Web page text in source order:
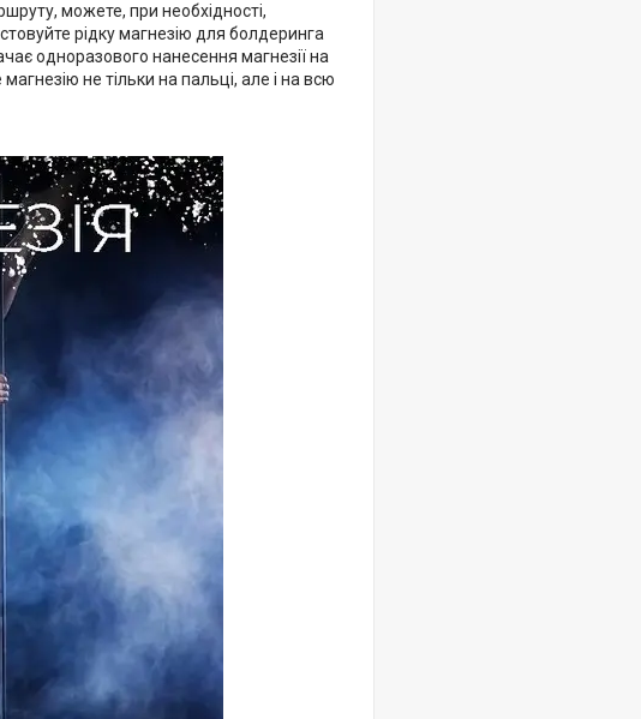
можете, при необхідності,
рідку магнезію для болдеринга
одноразового нанесення магнезії на
не тільки на пальці, але і на всю